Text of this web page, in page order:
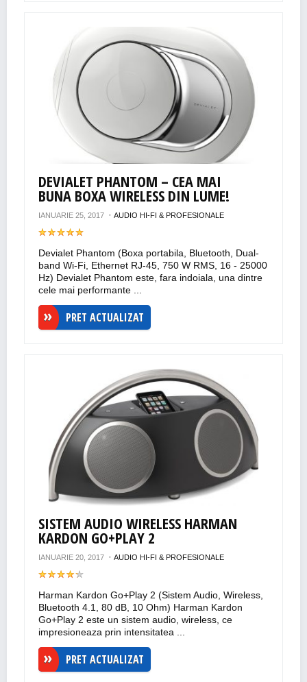
DEVIALET PHANTOM – CEA MAI
BUNA BOXA WIRELESS DIN LUME!
IANUARIE 25, 2017 AUDIO HI-FI & PROFESIONALE
Devialet Phantom (Boxa portabila, Bluetooth, Dual-
band Wi-Fi, Ethernet RJ-45, 750 W RMS, 16 - 25000
Hz) Devialet Phantom este, fara indoiala, una dintre
cele mai performante ...
PRET ACTUALIZAT
SISTEM AUDIO WIRELESS HARMAN
KARDON GO+PLAY 2
IANUARIE 20, 2017 AUDIO HI-FI & PROFESIONALE
Harman Kardon Go+Play 2 (Sistem Audio, Wireless,
Bluetooth 4.1, 80 dB, 10 Ohm) Harman Kardon
Go+Play 2 este un sistem audio, wireless, ce
impresioneaza prin intensitatea ...
PRET ACTUALIZAT